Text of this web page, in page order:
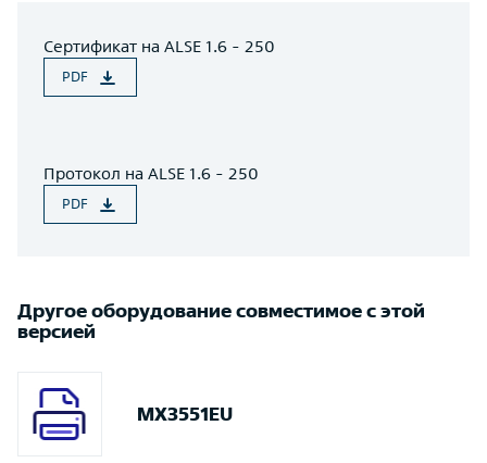
Сертификат на ALSE 1.6 - 250
PDF
Протокол на ALSE 1.6 - 250
PDF
Другое оборудование совместимое с этой
версией
MX3551EU